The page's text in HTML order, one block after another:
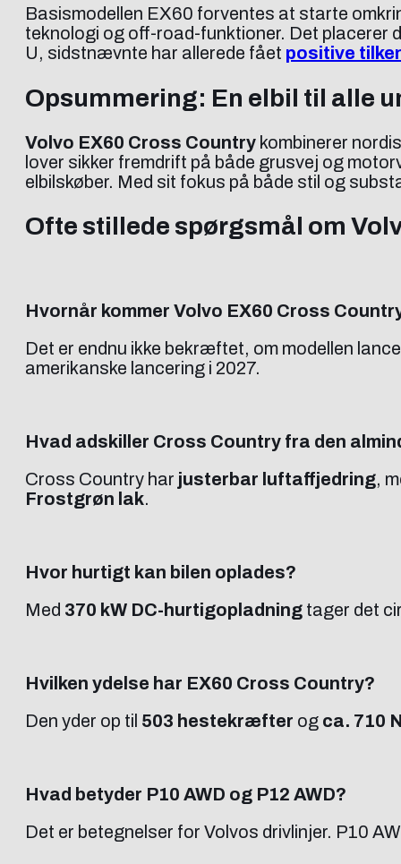
Basismodellen EX60 forventes at starte
teknologi og off-road-funktioner. Det placerer
U, sidstnævnte har allerede fået positive
Opsummering: En elbil til alle
Volvo EX60 Cross Country kombinerer
lover sikker fremdrift på både grusvej og
elbilskøber. Med sit fokus på både stil og
Ofte stillede spørgsmål om
Hvornår kommer Volvo EX60 Cross
Det er endnu ikke bekræftet, om modellen
amerikanske lancering i 2027.
Hvad adskiller Cross Country fra den
Cross Country har justerbar luftaffjedring,
Frostgrøn lak.
Hvor hurtigt kan bilen oplades?
Med 370 kW DC-hurtigopladning tager det
Hvilken ydelse har EX60 Cross Country?
Den yder op til 503 hestekræfter og ca. 710
Hvad betyder P10 AWD og P12 AWD?
Det er betegnelser for Volvos drivlinjer. P10